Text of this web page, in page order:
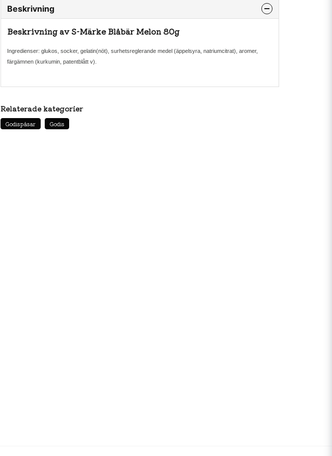
Beskrivning
Beskrivning av S-Märke Blåbär Melon 80g
Ingredienser: glukos, socker, gelatin(nöt), surhetsreglerande medel (äppelsyra, natriumcitrat), aromer,
färgämnen (kurkumin, patentblått v).
Relaterade kategorier
Godispåsar Godis